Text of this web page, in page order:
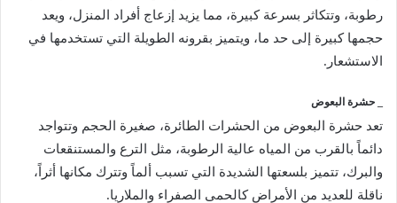
رطوبة، وتتكاثر بسرعة كبيرة، مما يزيد إزعاج أفراد المنزل، ويعد
حجمها كبيرة إلى حد ما، ويتميز بقرونه الطويلة التي تستخدمها في
الاستشعار.
_ حشرة البعوض
تعد حشرة البعوض من الحشرات الطائرة، صغيرة الحجم وتتواجد
دائماً بالقرب من المياه عالية الرطوبة، مثل الترع والمستنقعات
والبرك، تتميز بلسعتها الشديدة التي تسبب ألماً وتترك مكانها أثراً،
ناقلة للعديد من الأمراض كالحمى الصفراء والملاريا.